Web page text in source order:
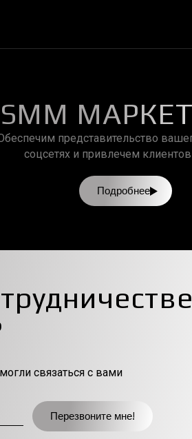
SMM
представительство
соцсетях и привлечем клиентов
Подробнее
связаться с вами
Перезвоните мне!